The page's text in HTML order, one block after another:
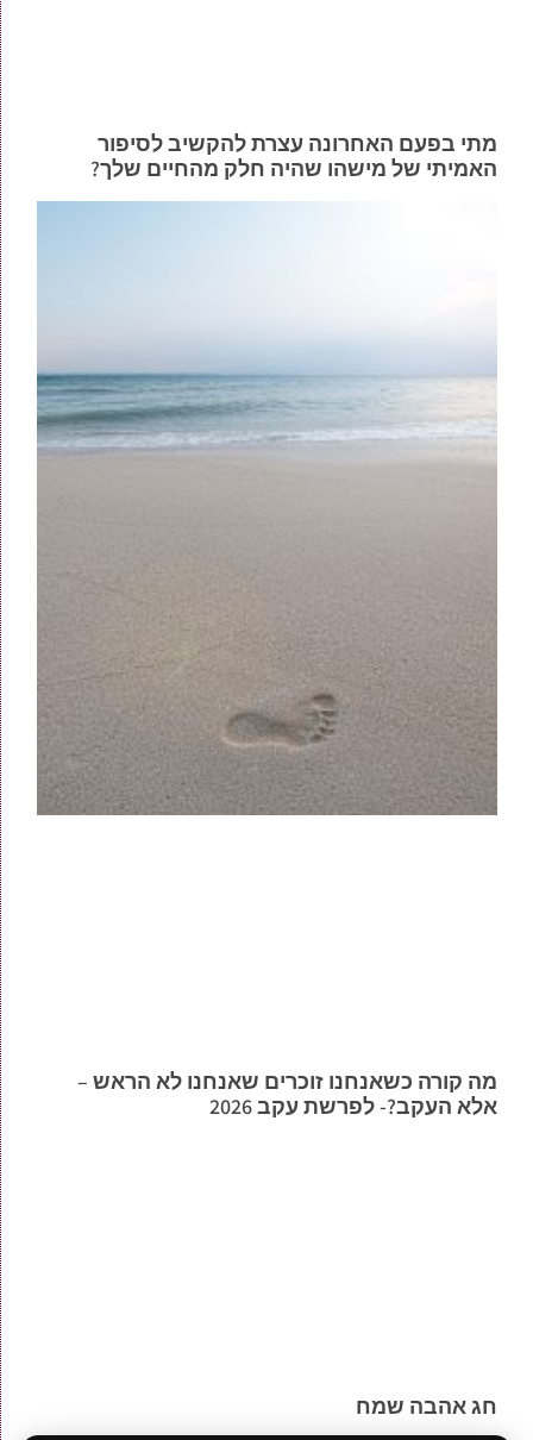
מתי בפעם האחרונה עצרת להקשיב לסיפור
האמיתי של מישהו שהיה חלק מהחיים שלך?
מה קורה כשאנחנו זוכרים שאנחנו לא הראש –
אלא העקב?- לפרשת עקב 2026
חג אהבה שמח